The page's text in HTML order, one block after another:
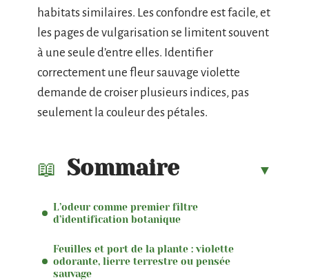
habitats similaires. Les confondre est facile, et
les pages de vulgarisation se limitent souvent
à une seule d’entre elles. Identifier
correctement une fleur sauvage violette
demande de croiser plusieurs indices, pas
seulement la couleur des pétales.
Sommaire
L’odeur comme premier filtre
d’identification botanique
Feuilles et port de la plante : violette
odorante, lierre terrestre ou pensée
sauvage